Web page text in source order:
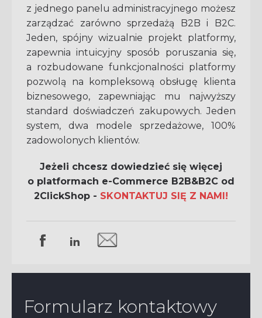
z jednego panelu administracyjnego możesz
zarządzać zarówno sprzedażą B2B i B2C.
Jeden, spójny wizualnie projekt platformy,
zapewnia intuicyjny sposób poruszania się,
a rozbudowane funkcjonalności platformy
pozwolą na kompleksową obsługę klienta
biznesowego, zapewniając mu najwyższy
standard doświadczeń zakupowych.Jeden
system, dwa modele sprzedażowe, 100%
zadowolonych klientów.
Jeżeli chcesz dowiedzieć się więcej
o platformach e-Commerce B2B&B2C od
2ClickShop - SKONTAKTUJ SIĘ Z NAMI!
Formularz kontaktowy